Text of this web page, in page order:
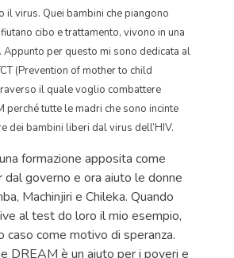
il virus. Quei bambini che piangono
cibo e trattamento, vivono in una
Appunto per questo mi sono dedicata al
(Prevention of mother to child
il quale voglio combattere
perché tutte le madri che sono incinte
dei bambini liberi dal virus dell’HIV.
formazione apposita come
dal governo e ora aiuto le donne
Machinjiri e Chileka. Quando
al test do loro il mio esempio,
caso come motivo di speranza.
DREAM è un aiuto per i poveri e